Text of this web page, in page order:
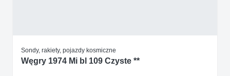
Sondy, rakiety, pojazdy kosmiczne
Węgry 1974 Mi bl 109 Czyste **